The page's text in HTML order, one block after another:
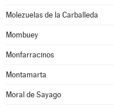
Molezuelas de la Carballeda
Mombuey
Monfarracinos
Montamarta
Moral de Sayago